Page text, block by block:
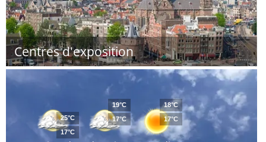
Centres d'exposition
25°C
17°C
19°C
17°C
18°C
17°C